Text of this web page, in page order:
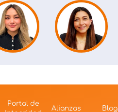
Portal de
Alianzas Blog